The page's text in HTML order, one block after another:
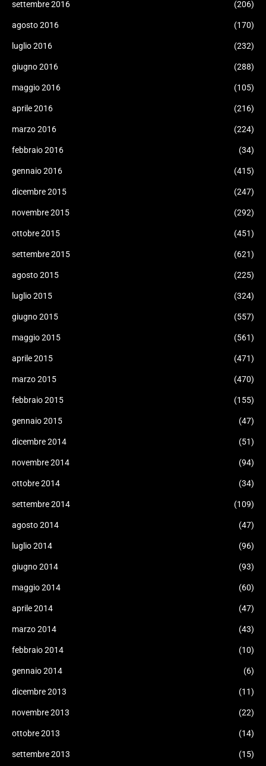
settembre 2016 (206)
agosto 2016 (170)
luglio 2016 (232)
giugno 2016 (288)
maggio 2016 (105)
aprile 2016 (216)
marzo 2016 (224)
febbraio 2016 (34)
gennaio 2016 (415)
dicembre 2015 (247)
novembre 2015 (292)
ottobre 2015 (451)
settembre 2015 (621)
agosto 2015 (225)
luglio 2015 (324)
giugno 2015 (557)
maggio 2015 (561)
aprile 2015 (471)
marzo 2015 (470)
febbraio 2015 (155)
gennaio 2015 (47)
dicembre 2014 (51)
novembre 2014 (94)
ottobre 2014 (34)
settembre 2014 (109)
agosto 2014 (47)
luglio 2014 (96)
giugno 2014 (93)
maggio 2014 (60)
aprile 2014 (47)
marzo 2014 (43)
febbraio 2014 (10)
gennaio 2014 (6)
dicembre 2013 (11)
novembre 2013 (22)
ottobre 2013 (14)
settembre 2013 (15)